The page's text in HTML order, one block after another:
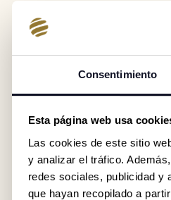
Consentimiento
Esta página web usa
Las cookies de este sitio
y analizar el tráfico.
redes sociales, publicidad y
que hayan recopilado a